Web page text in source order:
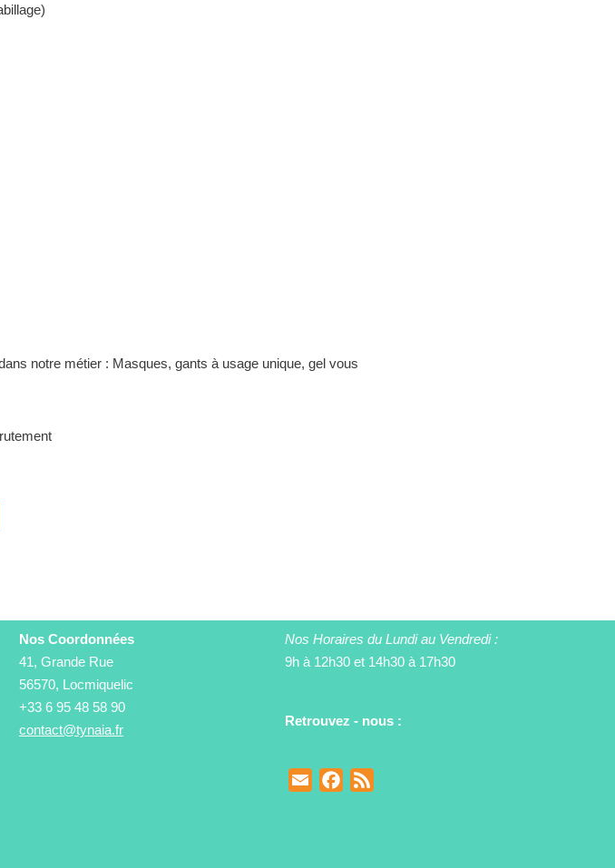
notre métier : Masques, gants à usage unique, gel vous
Nos Coordonnées
41, Grande Rue
56570, Locmiquelic
+33 6 95 48 58 90
contact@tynaia.fr
Nos Horaires du Lundi au Vendredi :
9h à 12h30 et 14h30 à 17h30
Retrouvez - nous :